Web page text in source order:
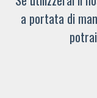
a portata di